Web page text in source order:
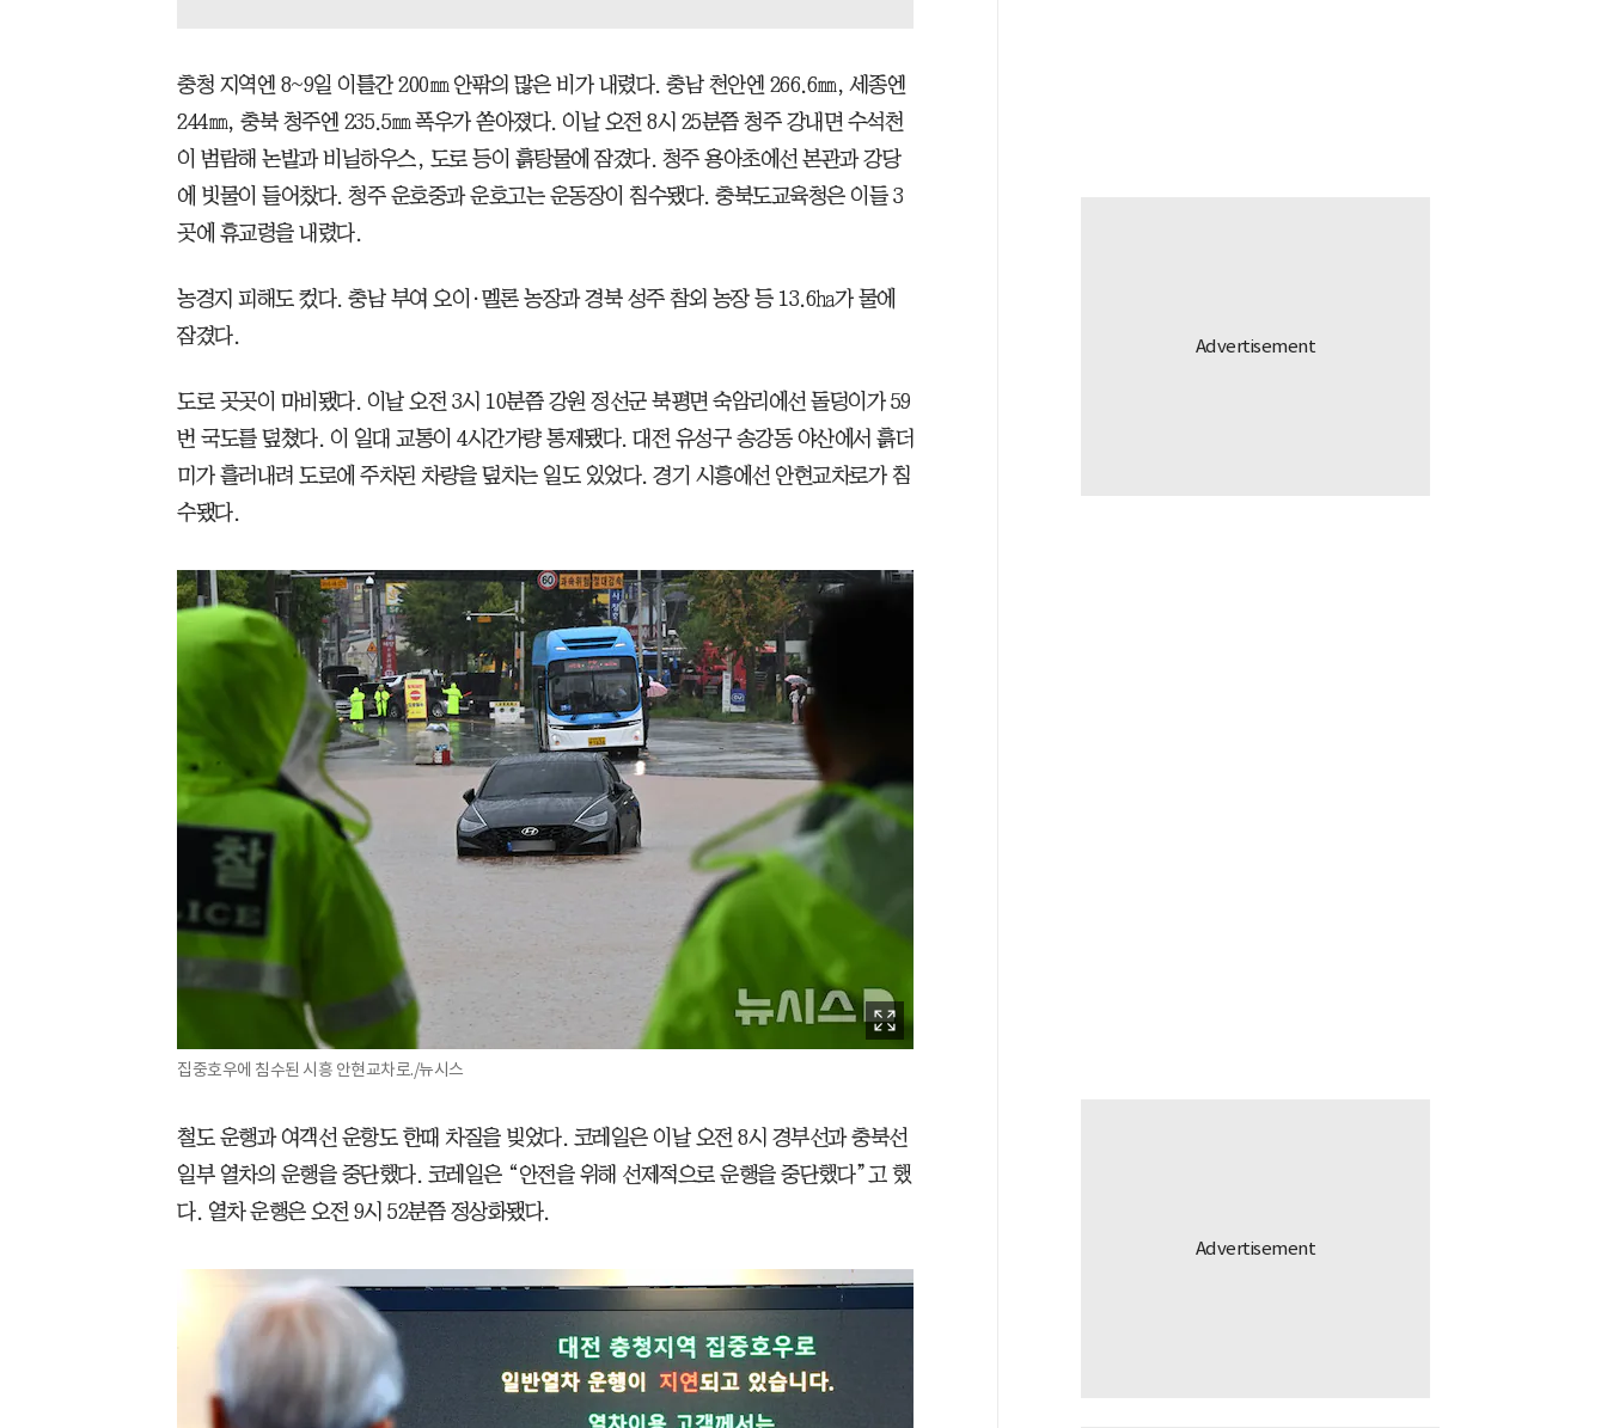
충청 지역엔 8~9일 이틀간 200㎜ 안팎의 많은 비가 내렸다. 충남 천안엔 266.6㎜, 세종엔
244㎜, 충북 청주엔 235.5㎜ 폭우가 쏟아졌다. 이날 오전 8시 25분쯤 청주 강내면 수석천
이 범람해 논밭과 비닐하우스, 도로 등이 흙탕물에 잠겼다. 청주 용아초에선 본관과 강당
에 빗물이 들어찼다. 청주 운호중과 운호고는 운동장이 침수됐다. 충북도교육청은 이들 3
곳에 휴교령을 내렸다.
농경지 피해도 컸다. 충남 부여 오이·멜론 농장과 경북 성주 참외 농장 등 13.6㏊가 물에
잠겼다.
도로 곳곳이 마비됐다. 이날 오전 3시 10분쯤 강원 정선군 북평면 숙암리에선 돌덩이가 59
번 국도를 덮쳤다. 이 일대 교통이 4시간가량 통제됐다. 대전 유성구 송강동 야산에서 흙더
미가 흘러내려 도로에 주차된 차량을 덮치는 일도 있었다. 경기 시흥에선 안현교차로가 침
수됐다.
집중호우에 침수된 시흥 안현교차로./뉴시스
철도 운행과 여객선 운항도 한때 차질을 빚었다. 코레일은 이날 오전 8시 경부선과 충북선
일부 열차의 운행을 중단했다. 코레일은 “안전을 위해 선제적으로 운행을 중단했다”고 했
다. 열차 운행은 오전 9시 52분쯤 정상화됐다.